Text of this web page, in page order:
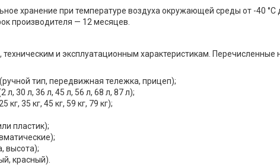
хранение при температуре воздуха окружающей среды от -40
производителя — 12 месяцев.
техническим и эксплуатационным характеристикам.
тип, передвижная тележка, прицеп);
30 л, 36 л, 45 л, 56 л, 68 л, 87 л);
кг, 35 кг, 45 кг, 59 кг, 79 кг);
пластик);
высота);
красный).